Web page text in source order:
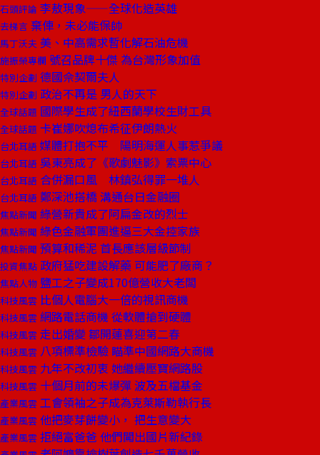
石頭評論 李敖現象——全球化造英雄
去梯言 棄俥，未必能保帥
馬丁沃夫 美、中高需求暫化解石油危機
施振榮專欄 號召品牌十傑 為台灣形象加值
特別企劃 德國佘契爾夫人
特別企劃 政治不再是 男人的天下
全球話題 國際學生成了紐西蘭學校生財工具
全球話題 卡崔娜吹熄布希征伊朗熱火
台北耳語 媒體打抱不平 陽明海運人事惹爭議
台北耳語 吳東亮成了《歌劇魅影》索票中心
台北耳語 合併漏口風 林鎮弘得罪一堆人
台北耳語 鄭深池搭橋 溝通台日金融圈
焦點新聞 綠營新貴成了阿扁金改的烈士
焦點新聞 綠色金融軍團進逼三大金控家族
焦點新聞 預算和稀泥 首長應該層級節制
投資焦點 政府猛吃建設解藥 可能肥了廠商？
焦點人物 鹽工之子變成170億營收大老闆
科技風雲 比個人電腦大一倍的視訊商機
科技風雲 網路電話商機 從軟體搶到硬體
科技風雲 走出婚變 鄒開蓮喜迎第二春
科技風雲 八項標準檢驗 瞄準中國網路大商機
科技風雲 九年不改初衷 她繼續壓寶網路股
科技風雲 十個月前的未爆彈 波及五檔基金
產業風雲 工會領袖之子成為克萊斯勒執行長
產業風雲 他把麥芽餅變小， 把生意變大
產業風雲 拒絕富爸爸 他們闖出國片新紀錄